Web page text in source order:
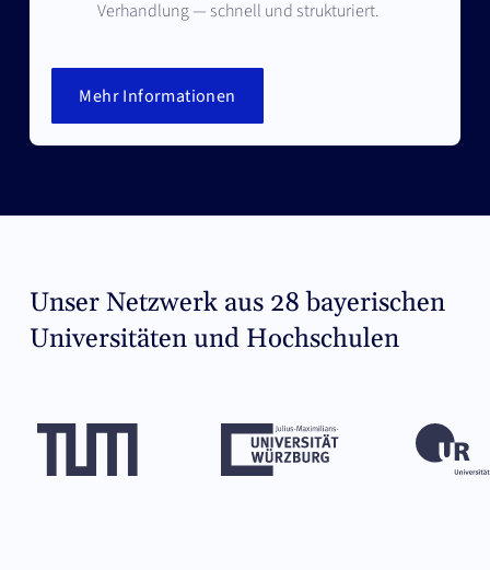
Verhandlung — schnell und strukturiert.
Mehr Informationen
Unser Netzwerk aus 28 bayerischen
Universitäten und Hochschulen